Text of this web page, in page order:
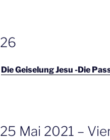
GEPLAATST
OP
26
Die Geiselung Jesu -Die
OP
25 Mai 2021 –